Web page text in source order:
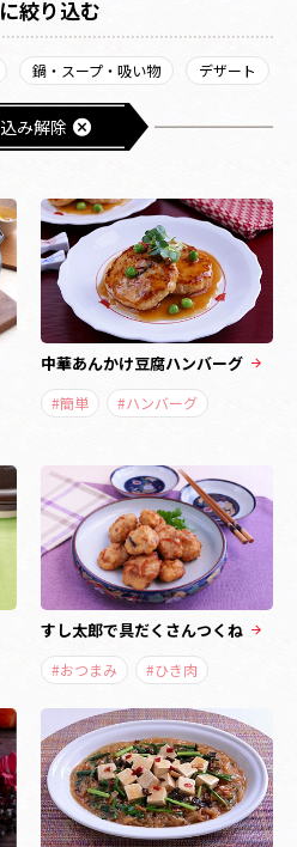
絞り込む
鍋・スープ・吸い物 デザート
み解除
中華あんかけ豆腐ハンバーグ
#簡単 #ハンバーグ
すし太郎で具だくさんつくね
#おつまみ #ひき肉